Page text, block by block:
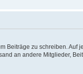
Beiträge zu schreiben. Auf
an andere Mitglieder,